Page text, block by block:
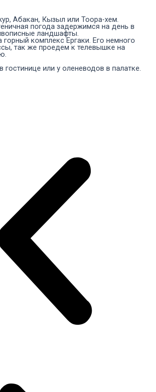
Абакан, Кызыл или Тоора-хем.
погода задержимся на день в
ландшафты.
комплекс Ергаки. Его немного
так же проедем к телевышке на
или у оленеводов в палатке.